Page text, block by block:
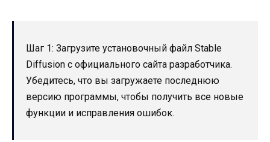
Шаг 1: Загрузите установочный файл Stable
Diffusion с официального сайта разработчика.
Убедитесь, что вы загружаете последнюю
версию программы, чтобы получить все новые
функции и исправления ошибок.